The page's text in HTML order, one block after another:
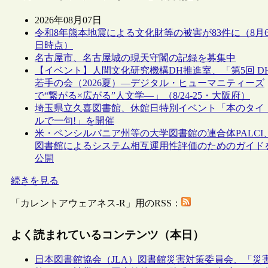
2026年08月07日
令和8年熊本地震による文化財等の被害が83件に（8月
日時点）
名古屋市、名古屋城の現天守閣の記録を募集中
【イベント】人間文化研究機構DH推進室、「第5回
若手の会（2026夏）―デジタル・ヒューマニティーズ
で“繋がる×広がる”人文学―」（8/24-25・大阪府）
埼玉県立久喜図書館、休館日特別イベント「本のタイ
ルで一句!」を開催
米・ペンシルバニア州等の大学図書館の連合体PALCI、
図書館によるシステム相互運用性評価のためのガイド
公開
続きを見る
「カレントアウェアネス-R」用のRSS：
よく読まれているコンテンツ（本日）
日本図書館協会（JLA）図書館災害対策委員会、「災